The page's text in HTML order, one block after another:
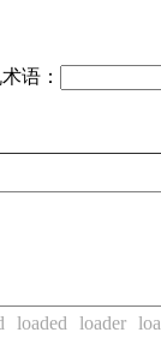
语：
loaded loader